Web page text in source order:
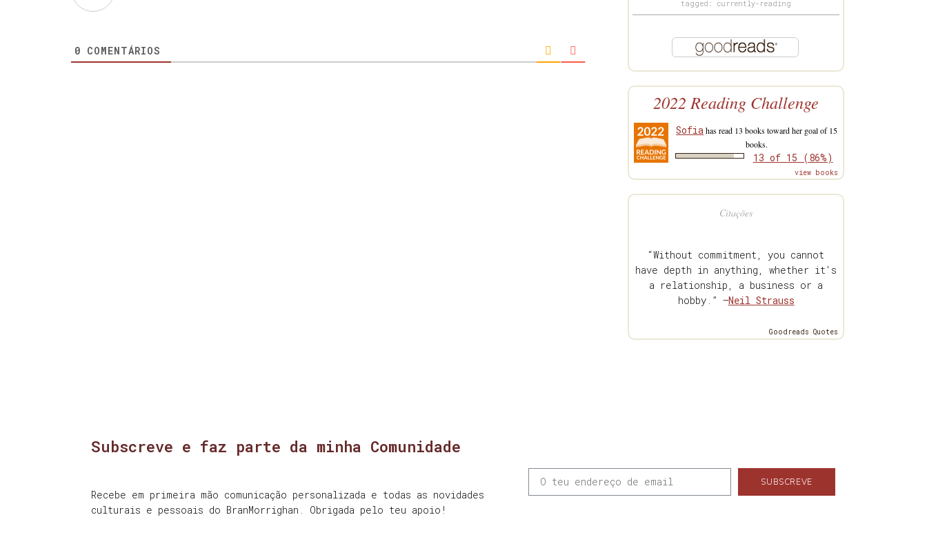
0 COMENTÁRIOS
tagged: currently-reading
2022 Reading Challenge
Sofiahas read 13 books toward her goal of 15
books.
13 of 15 (86%)
view books
Citações
“Without commitment, you cannot
have depth in anything, whether it's
a relationship, a business or a
hobby.” —Neil Strauss
Goodreads Quotes
Subscreve e faz parte da minha Comunidade
Recebe em primeira mão comunicação personalizada e todas as novidades
culturais e pessoais do BranMorrighan. Obrigada pelo teu apoio!
SUBSCREVE